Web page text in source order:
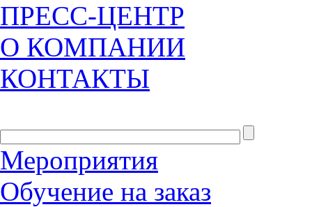
ПРЕСС-ЦЕНТР
О КОМПАНИИ
КОНТАКТЫ
Мероприятия
Обучение на заказ